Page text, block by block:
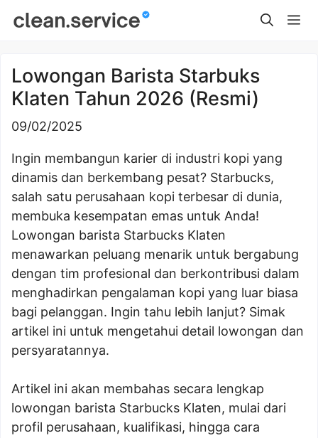
Lowongan Barista Starbuks
Klaten Tahun 2026 (Resmi)
09/02/2025
Ingin membangun karier di industri kopi yang
dinamis dan berkembang pesat? Starbucks,
salah satu perusahaan kopi terbesar di dunia,
membuka kesempatan emas untuk Anda!
Lowongan barista Starbucks Klaten
menawarkan peluang menarik untuk bergabung
dengan tim profesional dan berkontribusi dalam
menghadirkan pengalaman kopi yang luar biasa
bagi pelanggan. Ingin tahu lebih lanjut? Simak
artikel ini untuk mengetahui detail lowongan dan
persyaratannya.
Artikel ini akan membahas secara lengkap
lowongan barista Starbucks Klaten, mulai dari
profil perusahaan, kualifikasi, hingga cara